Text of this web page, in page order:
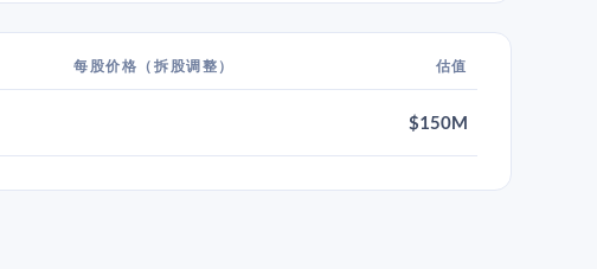
每股价格（拆股调整） 估值
$150M